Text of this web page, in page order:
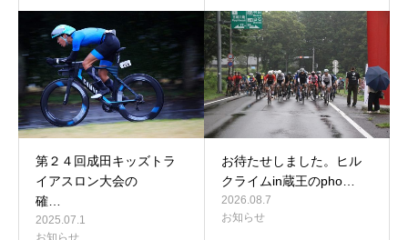
第２４回成田キッズトラ
イアスロン大会の
確…
2025.07.1
お知らせ
お待たせしました。ヒル
クライムin蔵王のpho…
2026.08.7
お知らせ